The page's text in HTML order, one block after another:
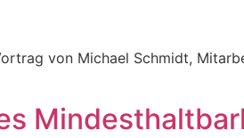
von Michael Schmidt,